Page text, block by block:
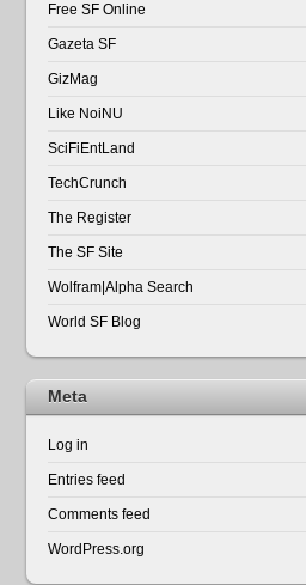
Free SF Online
Gazeta SF
GizMag
Like NoiNU
SciFiEntLand
TechCrunch
The Register
The SF Site
Wolfram|Alpha Search
World SF Blog
Meta
Log in
Entries feed
Comments feed
WordPress.org